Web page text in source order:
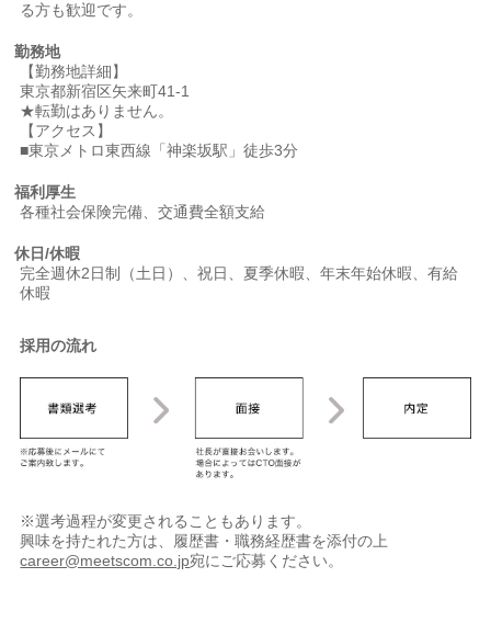
る方も歓迎です。
勤務地
【勤務地詳細】
東京都新宿区矢来町41-1
★転勤はありません。
【アクセス】
■東京メトロ東西線「神楽坂駅」徒歩3分
福利厚生
各種社会保険完備、交通費全額支給
休日/休暇
完全週休2日制（土日）、祝日、夏季休暇、年末年始休暇、有給
休暇
採用の流れ
※選考過程が変更されることもあります。
興味を持たれた方は、履歴書・職務経歴書を添付の上
career@meetscom.co.jp宛にご応募ください。